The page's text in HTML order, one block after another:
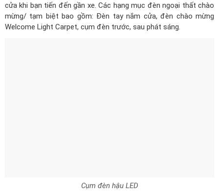
cửa khi bạn tiến đến gần xe. Các hạng mục đèn ngoại thất chào
mừng/ tạm biệt bao gồm: Đèn tay nắm cửa, đèn chào mừng
Welcome Light Carpet, cụm đèn trước, sau phát sáng.
Cụm đèn hậu LED